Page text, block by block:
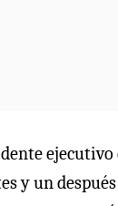
y un